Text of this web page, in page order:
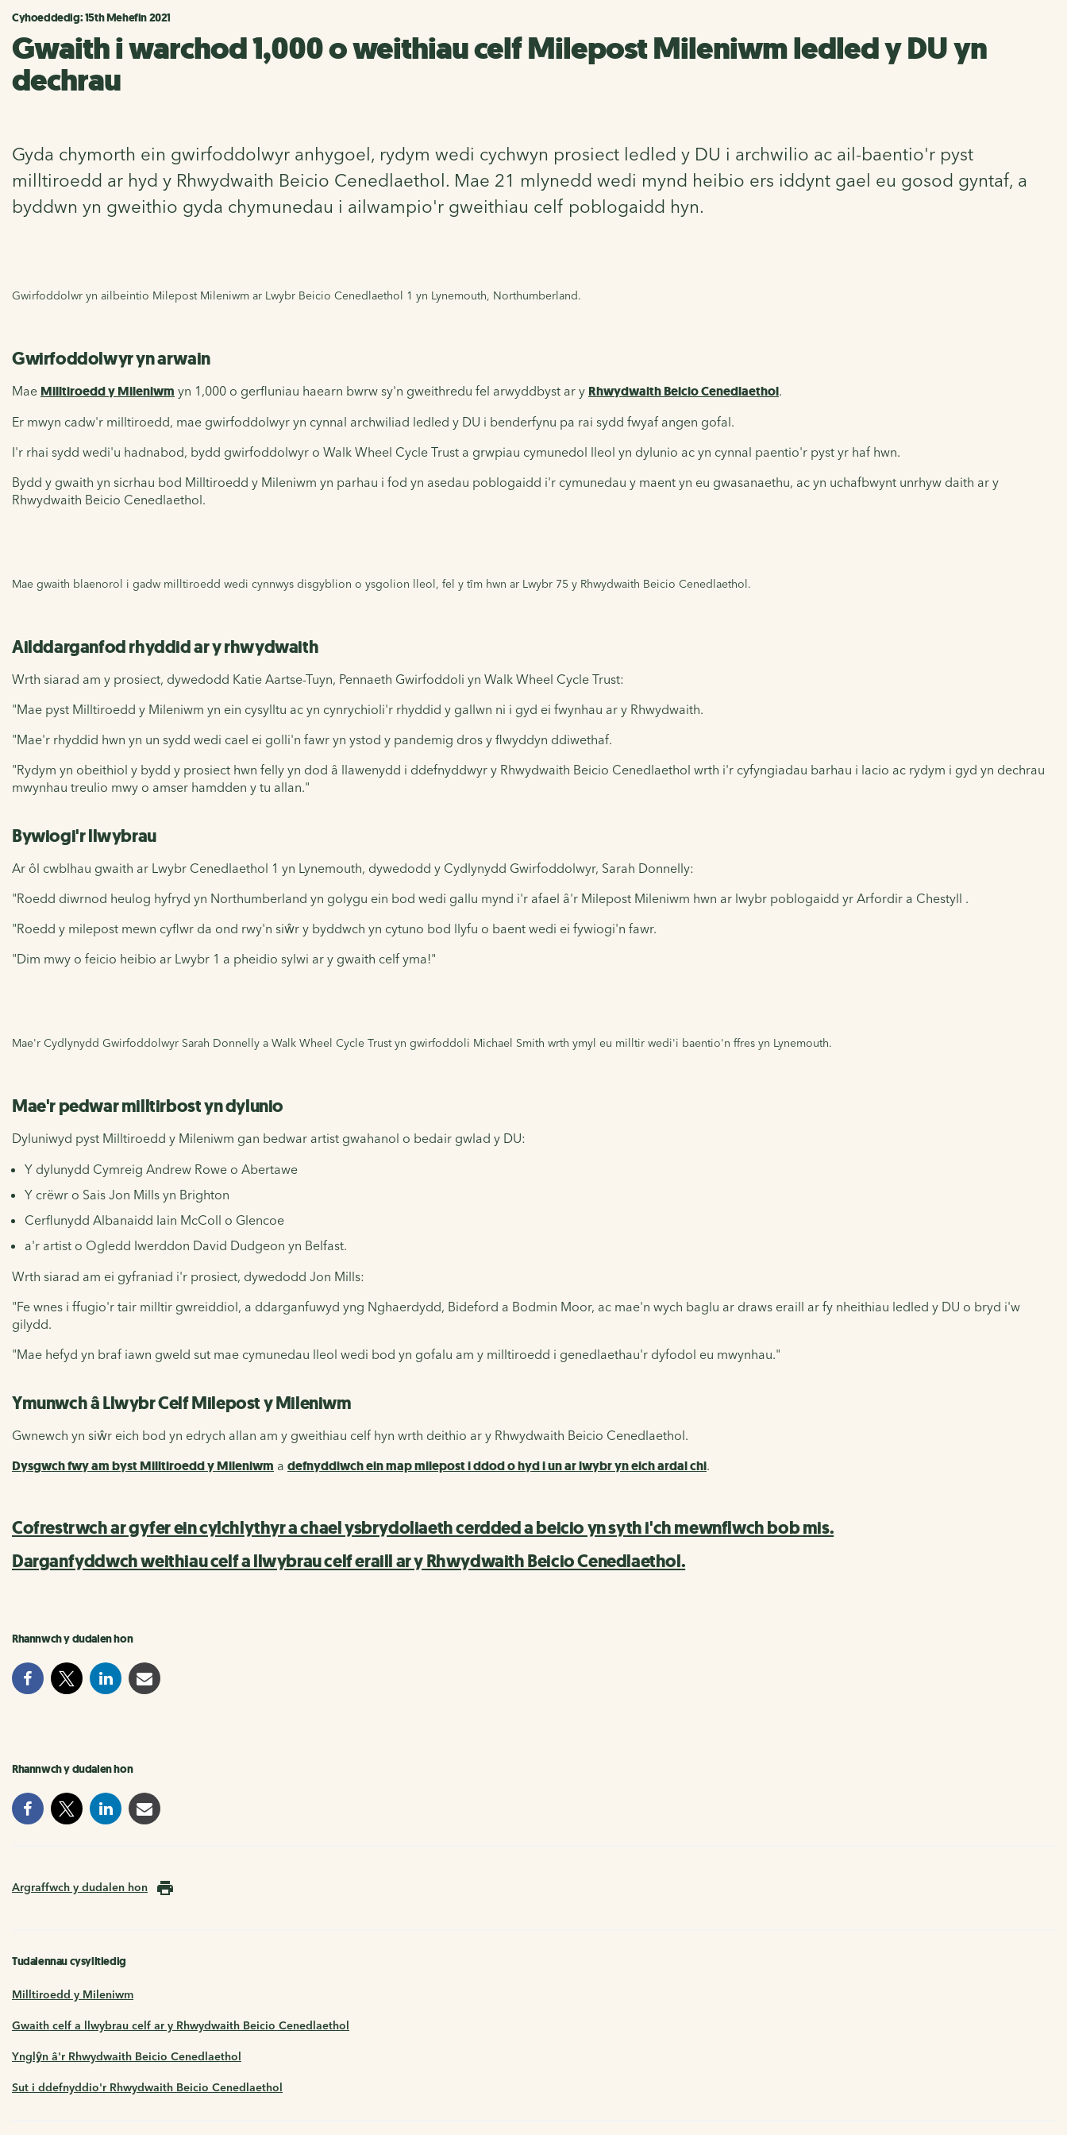
Cyhoeddedig: 15th Mehefin 2021
Gwaith i warchod 1,000 o weithiau celf Milepost Mileniwm ledled y DU yn
dechrau
Gyda chymorth ein gwirfoddolwyr anhygoel, rydym wedi cychwyn prosiect ledled y DU i archwilio ac ail-baentio'r pyst
milltiroedd ar hyd y Rhwydwaith Beicio Cenedlaethol. Mae 21 mlynedd wedi mynd heibio ers iddynt gael eu gosod gyntaf, a
byddwn yn gweithio gyda chymunedau i ailwampio'r gweithiau celf poblogaidd hyn.
Gwirfoddolwr yn ailbeintio Milepost Mileniwm ar Lwybr Beicio Cenedlaethol 1 yn Lynemouth, Northumberland.
Gwirfoddolwyr yn arwain
Mae Milltiroedd y Mileniwm yn 1,000 o gerfluniau haearn bwrw sy'n gweithredu fel arwyddbyst ar y Rhwydwaith Beicio Cenedlaethol.
Er mwyn cadw'r milltiroedd, mae gwirfoddolwyr yn cynnal archwiliad ledled y DU i benderfynu pa rai sydd fwyaf angen gofal.
I'r rhai sydd wedi'u hadnabod, bydd gwirfoddolwyr o Walk Wheel Cycle Trust a grwpiau cymunedol lleol yn dylunio ac yn cynnal paentio'r pyst yr haf hwn.
Bydd y gwaith yn sicrhau bod Milltiroedd y Mileniwm yn parhau i fod yn asedau poblogaidd i'r cymunedau y maent yn eu gwasanaethu, ac yn uchafbwynt unrhyw daith ar y
Rhwydwaith Beicio Cenedlaethol.
Mae gwaith blaenorol i gadw milltiroedd wedi cynnwys disgyblion o ysgolion lleol, fel y tîm hwn ar Lwybr 75 y Rhwydwaith Beicio Cenedlaethol.
Ailddarganfod rhyddid ar y rhwydwaith
Wrth siarad am y prosiect, dywedodd Katie Aartse-Tuyn, Pennaeth Gwirfoddoli yn Walk Wheel Cycle Trust:
"Mae pyst Milltiroedd y Mileniwm yn ein cysylltu ac yn cynrychioli'r rhyddid y gallwn ni i gyd ei fwynhau ar y Rhwydwaith.
"Mae'r rhyddid hwn yn un sydd wedi cael ei golli'n fawr yn ystod y pandemig dros y flwyddyn ddiwethaf.
"Rydym yn obeithiol y bydd y prosiect hwn felly yn dod â llawenydd i ddefnyddwyr y Rhwydwaith Beicio Cenedlaethol wrth i'r cyfyngiadau barhau i lacio ac rydym i gyd yn dechrau
mwynhau treulio mwy o amser hamdden y tu allan."
Bywiogi'r llwybrau
Ar ôl cwblhau gwaith ar Lwybr Cenedlaethol 1 yn Lynemouth, dywedodd y Cydlynydd Gwirfoddolwyr, Sarah Donnelly:
"Roedd diwrnod heulog hyfryd yn Northumberland yn golygu ein bod wedi gallu mynd i'r afael â'r Milepost Mileniwm hwn ar lwybr poblogaidd yr Arfordir a Chestyll .
"Roedd y milepost mewn cyflwr da ond rwy'n siŵr y byddwch yn cytuno bod llyfu o baent wedi ei fywiogi'n fawr.
"Dim mwy o feicio heibio ar Lwybr 1 a pheidio sylwi ar y gwaith celf yma!"
Mae'r Cydlynydd Gwirfoddolwyr Sarah Donnelly a Walk Wheel Cycle Trust yn gwirfoddoli Michael Smith wrth ymyl eu milltir wedi'i baentio'n ffres yn Lynemouth.
Mae'r pedwar milltirbost yn dylunio
Dyluniwyd pyst Milltiroedd y Mileniwm gan bedwar artist gwahanol o bedair gwlad y DU:
Y dylunydd Cymreig Andrew Rowe o Abertawe
Y crëwr o Sais Jon Mills yn Brighton
Cerflunydd Albanaidd Iain McColl o Glencoe
a'r artist o Ogledd Iwerddon David Dudgeon yn Belfast.
Wrth siarad am ei gyfraniad i'r prosiect, dywedodd Jon Mills:
"Fe wnes i ffugio'r tair milltir gwreiddiol, a ddarganfuwyd yng Nghaerdydd, Bideford a Bodmin Moor, ac mae'n wych baglu ar draws eraill ar fy nheithiau ledled y DU o bryd i'w
gilydd.
"Mae hefyd yn braf iawn gweld sut mae cymunedau lleol wedi bod yn gofalu am y milltiroedd i genedlaethau'r dyfodol eu mwynhau."
Ymunwch â Llwybr Celf Milepost y Mileniwm
Gwnewch yn siŵr eich bod yn edrych allan am y gweithiau celf hyn wrth deithio ar y Rhwydwaith Beicio Cenedlaethol.
Dysgwch fwy am byst Milltiroedd y Mileniwm a defnyddiwch ein map milepost i ddod o hyd i un ar lwybr yn eich ardal chi.
Cofrestrwch ar gyfer ein cylchlythyr a chael ysbrydoliaeth cerdded a beicio yn syth i'ch mewnflwch bob mis.
Darganfyddwch weithiau celf a llwybrau celf eraill ar y Rhwydwaith Beicio Cenedlaethol.
Rhannwch y dudalen hon
Rhannwch y dudalen hon
Argraffwch y dudalen hon
Tudalennau cysylltiedig
Milltiroedd y Mileniwm
Gwaith celf a llwybrau celf ar y Rhwydwaith Beicio Cenedlaethol
Ynglŷn â'r Rhwydwaith Beicio Cenedlaethol
Sut i ddefnyddio'r Rhwydwaith Beicio Cenedlaethol